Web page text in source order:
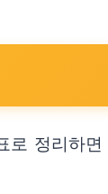
정리하